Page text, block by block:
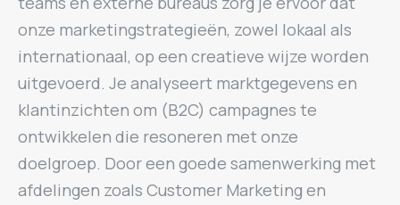
onze marketingstrategieën, zowel lokaal als
internationaal, op een creatieve wijze worden
uitgevoerd. Je analyseert marktgegevens en
klantinzichten om (B2C) campagnes te
ontwikkelen die resoneren met onze
doelgroep. Door een goede samenwerking met
afdelingen zoals Customer Marketing en